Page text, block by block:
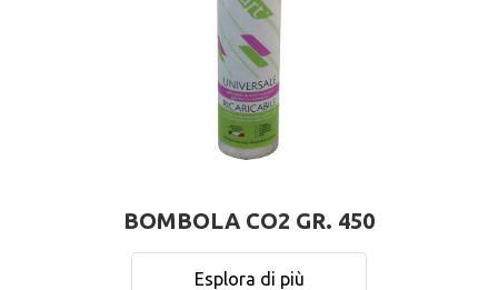
BOMBOLA CO2 GR. 450
Esplora di più